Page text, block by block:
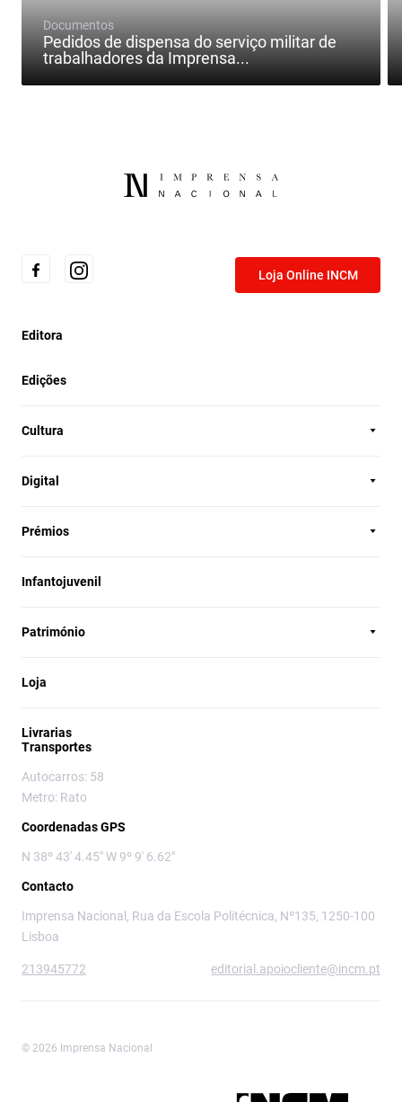
Documentos
Pedidos de dispensa do serviço militar de
trabalhadores da Imprensa...
Loja Online INCM
Editora
Edições
Cultura
Digital
Prémios
Infantojuvenil
Património
Loja
Livrarias
Transportes
Autocarros: 58
Metro: Rato
Coordenadas GPS
N 38º 43' 4.45" W 9º 9' 6.62"
Contacto
Imprensa Nacional, Rua da Escola Politécnica, Nº135, 1250-100
Lisboa
213945772 editorial.apoiocliente@incm.pt
© 2026 Imprensa Nacional